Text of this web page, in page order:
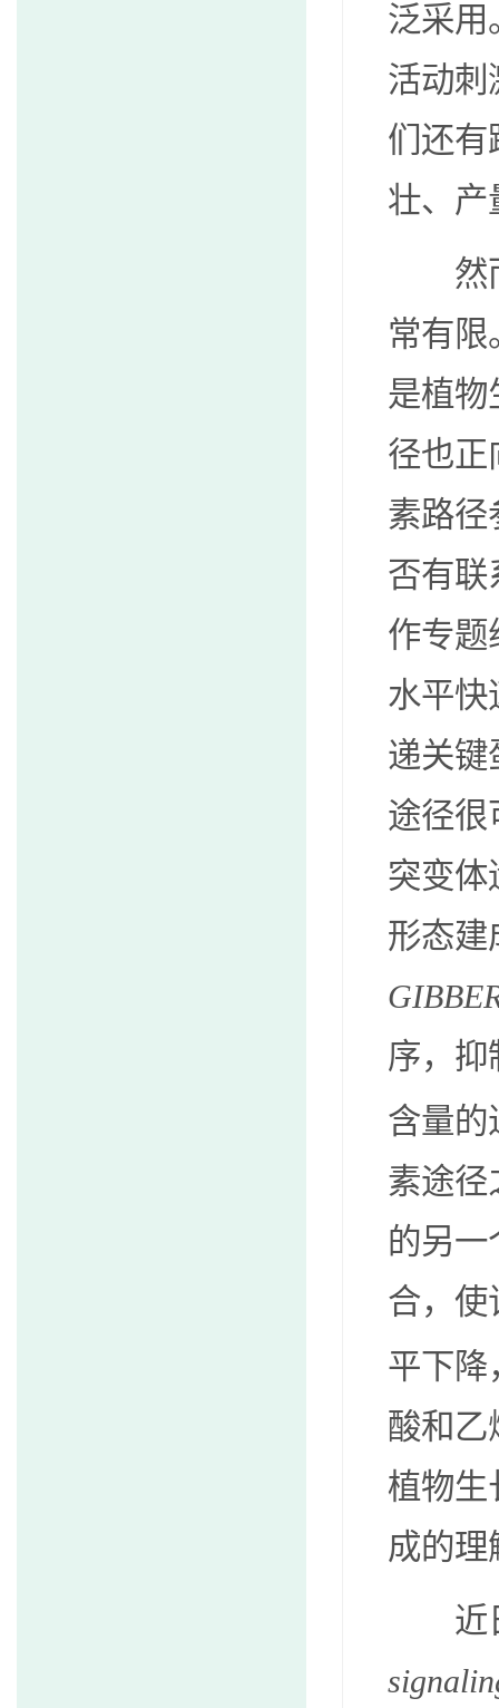
泛采用
活动刺
们还有
壮、产
然
常有限
是植物
径也正
素路径
否有联
作专题
水平快
递关键
途径很
突变体
形态建
序，抑
含量的
素途径
的另一
合，使
平下降
酸和乙
植物生
成的理
近